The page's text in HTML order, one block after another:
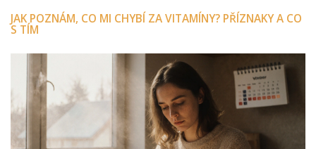
JAK POZNÁM, CO MI CHYBÍ ZA VITAMÍNY? PŘÍZNAKY A CO
S TÍM